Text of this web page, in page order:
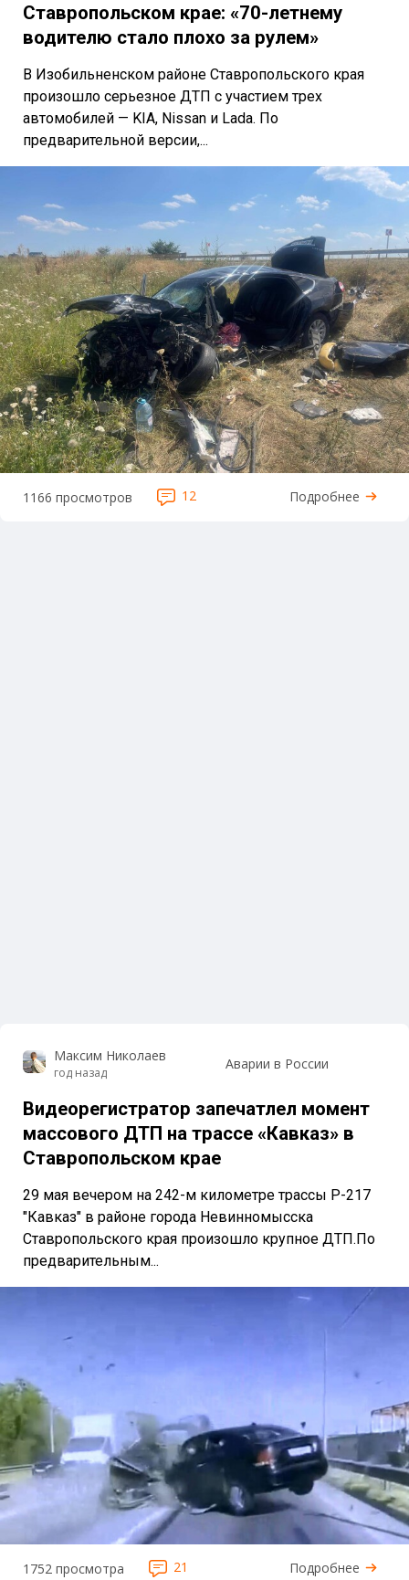
Ставропольском крае: «70-летнему
водителю стало плохо за рулем»
В Изобильненском районе Ставропольского края
произошло серьезное ДТП с участием трех
автомобилей — KIA, Nissan и Lada. По
предварительной версии,...
1166 просмотров 12 Подробнее
Максим Николаев
год назад Аварии в России
Видеорегистратор запечатлел момент
массового ДТП на трассе «Кавказ» в
Ставропольском крае
29 мая вечером на 242-м километре трассы Р-217
"Кавказ" в районе города Невинномысска
Ставропольского края произошло крупное ДТП.По
предварительным...
1752 просмотра 21 Подробнее